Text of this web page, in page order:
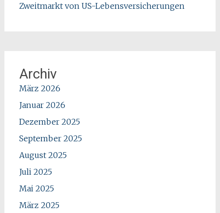
Zweitmarkt von US-Lebensversicherungen
Archiv
März 2026
Januar 2026
Dezember 2025
September 2025
August 2025
Juli 2025
Mai 2025
März 2025